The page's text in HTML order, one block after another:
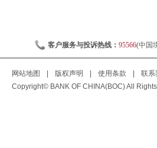
客户服务与投诉热线： 95566(中国
网站地图 版权声明 使用条款 联系
Copyright© BANK OF CHINA(BOC) All